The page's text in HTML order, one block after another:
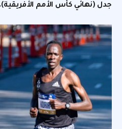
جدل (نهائي كأس الأمم الأفريقية).